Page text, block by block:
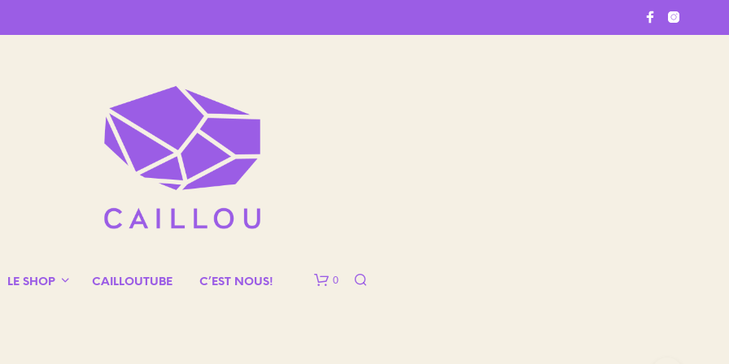
LE SHOP CAILLOUTUBE C’EST NOUS! 0